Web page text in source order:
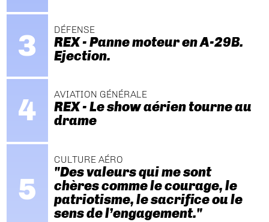
DÉFENSE
REX - Panne moteur en A-29B.
Ejection.
AVIATION GÉNÉRALE
REX - Le show aérien tourne au
drame
CULTURE AÉRO
"Des valeurs qui me sont
chères comme le courage, le
patriotisme, le sacrifice ou le
sens de l’engagement."